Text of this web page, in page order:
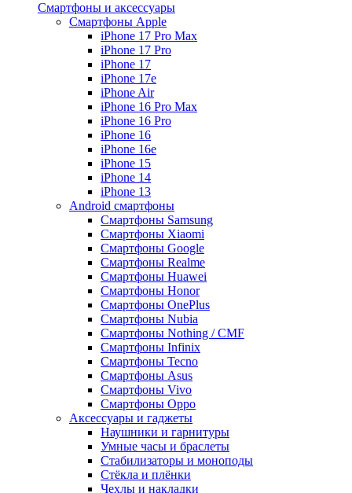
Смартфоны и аксессуары
Смартфоны Apple
iPhone 17 Pro Max
iPhone 17 Pro
iPhone 17
iPhone 17e
iPhone Air
iPhone 16 Pro Max
iPhone 16 Pro
iPhone 16
iPhone 16e
iPhone 15
iPhone 14
iPhone 13
Android cмартфоны
Смартфоны Samsung
Смартфоны Xiaomi
Смартфоны Google
Смартфоны Realme
Смартфоны Huawei
Смартфоны Honor
Смартфоны OnePlus
Смартфоны Nubia
Смартфоны Nothing / CMF
Смартфоны Infinix
Смартфоны Tecno
Смартфоны Asus
Смартфоны Vivo
Смартфоны Oppo
Аксессуары и гаджеты
Наушники и гарнитуры
Умные часы и браслеты
Стабилизаторы и моноподы
Стёкла и плёнки
Чехлы и накладки